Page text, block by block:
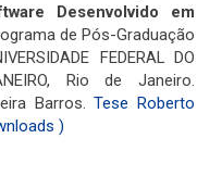
Desenvolvido em
de Pós-Graduação
FEDERAL DO
Rio de Janeiro.
Barros.Tese Roberto
)